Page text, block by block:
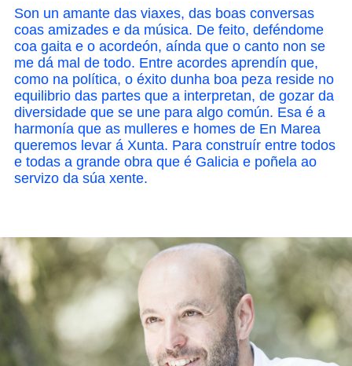
Son un amante das viaxes, das boas conversas
coas amizades e da música. De feito, deféndome
coa gaita e o acordeón, aínda que o canto non se
me dá mal de todo. Entre acordes aprendín que,
como na política, o éxito dunha boa peza reside no
equilibrio das partes que a interpretan, de gozar da
diversidade que se une para algo común. Esa é a
harmonía que as mulleres e homes de En Marea
queremos levar á Xunta. Para construír entre todos
e todas a grande obra que é Galicia e poñela ao
servizo da súa xente.